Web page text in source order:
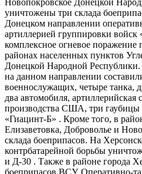
уничтожены три склада
Донецком направлении
артиллерией группировки войск
комплексное огневое
районах населенных пунктов
Донецкой Народной Республики.
на данном направлении
военнослужащих, четыре танка,
два автомобиля, артиллерийская
производства США, три гаубицы
«Гиацинт-​Б» . Кроме того, в
Елизаветовка, Доброволье и
склада боеприпасов. На
контрбатарейной борьбы
и Д-30 . Также в районе города
боеприпасов ВСУ. Оперативно-​